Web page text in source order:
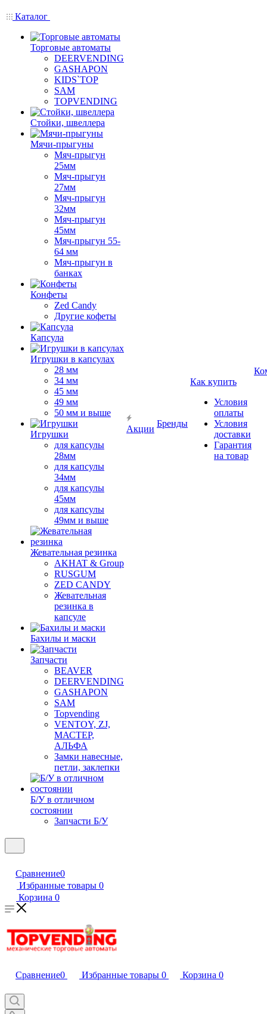
Каталог
Торговые автоматы
DEERVENDING
GASHAPON
KIDS`TOP
SAM
TOPVENDING
Стойки, швеллера
Мячи-прыгуны
Мяч-прыгун
25мм
Мяч-прыгун
27мм
Мяч-прыгун
32мм
Мяч-прыгун
45мм
Мяч-прыгун 55-
64 мм
Мяч-прыгун в
банках
Конфеты
Zed Candy
Другие кофеты
Капсула
Игрушки в капсулах
28 мм
34 мм
45 мм
49 мм
50 мм и выше
Игрушки
для капсулы
28мм
для капсулы
34мм
для капсулы
45мм
для капсулы
49мм и выше
Жевательная резинка
AKHAT & Group
RUSGUM
ZED CANDY
Жевательная
резинка в
капсуле
Бахилы и маски
Запчасти
BEAVER
DEERVENDING
GASHAPON
SAM
Topvending
VENTOY, ZJ,
МАСТЕР,
АЛЬФА
Замки навесные,
петли, заклепки
Б/У в отличном
состоянии
Запчасти Б/У
Акции
Бренды
Как купить
Условия
оплаты
Условия
доставки
Гарантия
на товар
Сравнение0
Избранные товары 0
Корзина 0
Сравнение0 Избранные товары 0 Корзина 0